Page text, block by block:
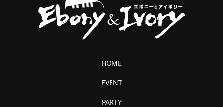
HOME
EVENT
PARTY